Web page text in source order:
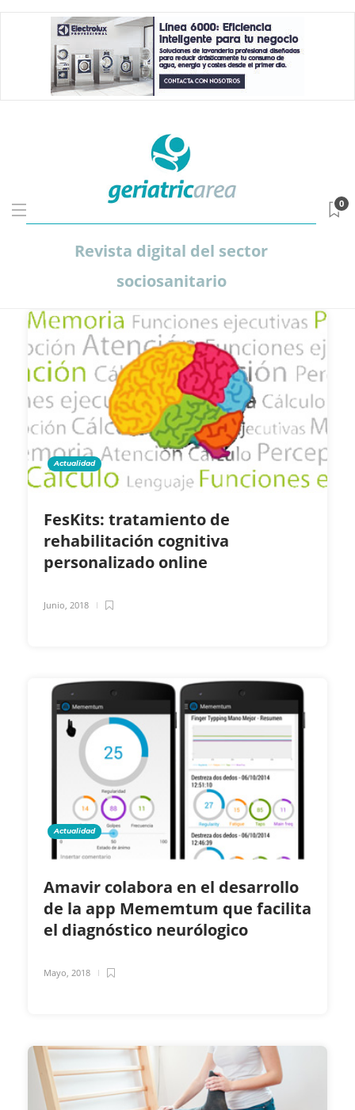
Revista digital del sector
sociosanitario
0
Actualidad
FesKits: tratamiento de
rehabilitación cognitiva
personalizado online
Junio, 2018
Actualidad
Amavir colabora en el desarrollo
de la app Mememtum que facilita
el diagnóstico neurólogico
Mayo, 2018